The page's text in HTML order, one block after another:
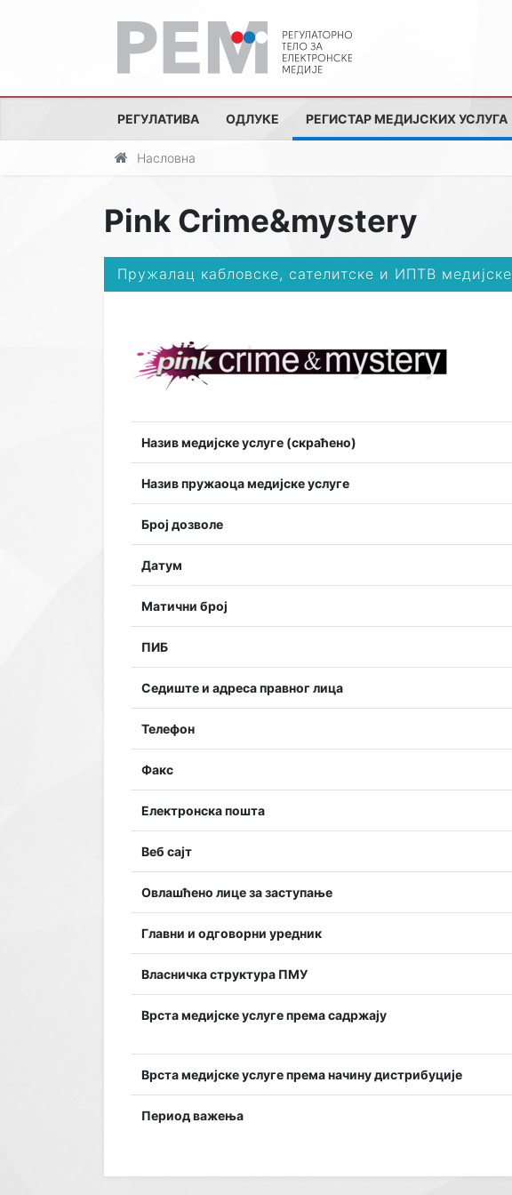
РЕГУЛАТИВА ОДЛУКЕ РЕГИСТАР МЕДИЈСКИХ УСЛУГА
Насловна
Pink Crime&mystery
Пружалац кабловске, сателитске и ИПТВ
Назив медијске услуге (скраћено)
Назив пружаоца медијске услуге
Број дозволе
Датум
Матични број
ПИБ
Седиште и адреса правног лица
Телефон
Факс
Електронска пошта
Веб сајт
Овлашћено лице за заступање
Главни и одговорни уредник
Власничка структура ПМУ
Врста медијске услуге према садржају
Врста медијске услуге према начину дистрибуције
Период важења